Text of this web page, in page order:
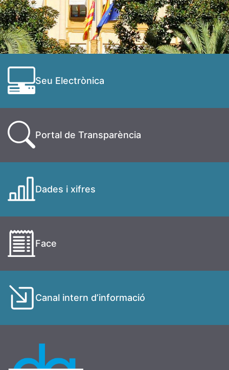
Seu Electrònica
Portal de Transparència
Dades i xifres
Face
Canal intern d’informació